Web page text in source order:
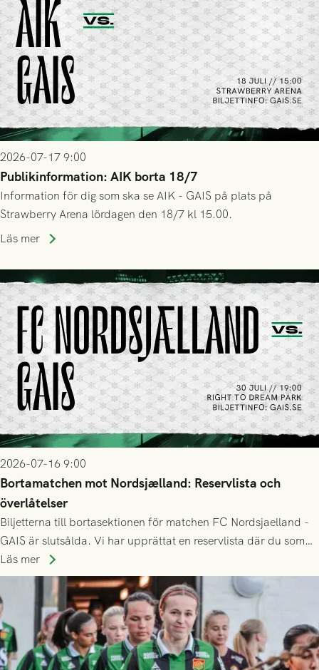
2026-07-17 9:00
Publikinformation: AIK borta 18/7
Information för dig som ska se AIK - GAIS på plats på
Strawberry Arena lördagen den 18/7 kl 15.00.
Läs mer
2026-07-16 9:00
Bortamatchen mot Nordsjælland: Reservlista och
överlåtelser
Biljetterna till bortasektionen för matchen FC Nordsjaelland -
GAIS är slutsålda. Vi har upprättat en reservlista där du som
ännu inte har någon biljett kan anmäla ditt intresse. Du kan
inte själv överlåta din biljett till någon annan.
Läs mer